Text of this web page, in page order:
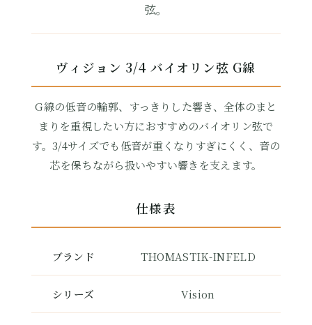
弦。
ヴィジョン 3/4 バイオリン弦 G線
G線の低音の輪郭、すっきりした響き、全体のまと
まりを重視したい方におすすめのバイオリン弦で
す。3/4サイズでも低音が重くなりすぎにくく、音の
芯を保ちながら扱いやすい響きを支えます。
仕様表
ブランド THOMASTIK-INFELD
シリーズ Vision